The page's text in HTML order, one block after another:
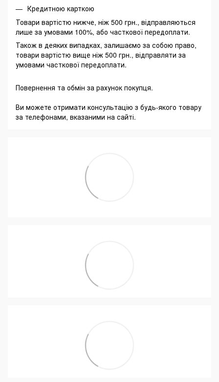
Кредитною карткою
Товари вартістю нижче, ніж 500 грн., відправляються
лише за умовами 100%, або часткової передоплати.
Також в деяких випадках, залишаємо за собою право,
товари вартістю вище ніж 500 грн., відправляти за
умовами часткової передоплати.
Повернення та обмін за рахунок покупця.
Ви можете отримати консультацію з будь-якого товару
за телефонами, вказаними на сайті.